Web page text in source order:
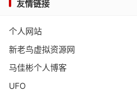
友情链接
个人网站
新老鸟虚拟资源网
马佳彬个人博客
UFO